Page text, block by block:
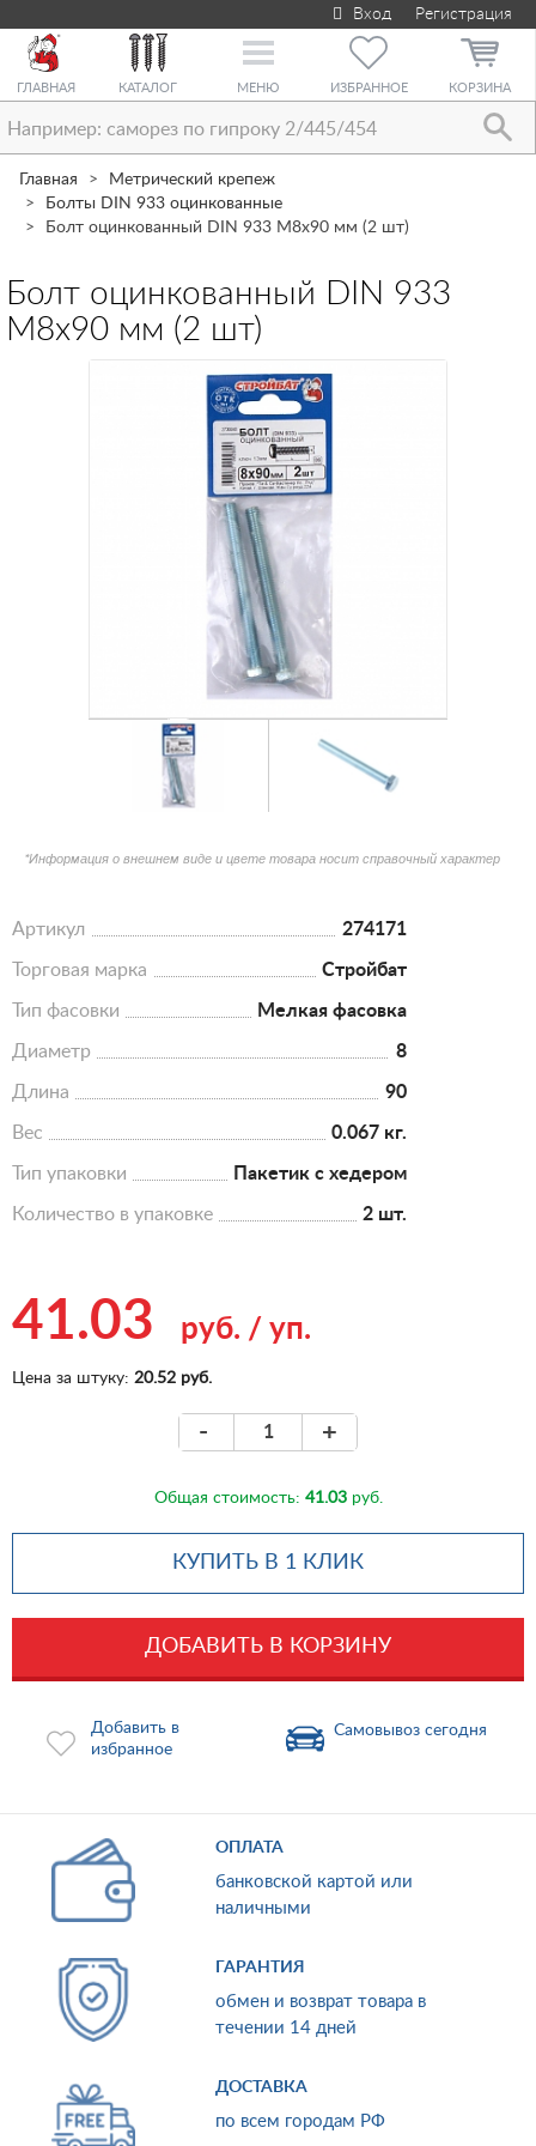
Вход Регистрация
ГЛАВНАЯ КАТАЛОГ
Toggle
МЕНЮ ИЗБРАННОЕ КОРЗИНА
Главная
Метрический крепеж
Болты DIN 933 оцинкованные
Болт оцинкованный DIN 933 М8х90 мм (2 шт)
Болт оцинкованный DIN 933
М8х90 мм (2 шт)
*Информация о внешнем виде и цвете товара носит справочный характер
Артикул 274171
Торговая марка Стройбат
Тип фасовки Мелкая фасовка
Диаметр 8
Длина 90
Вес 0.067 кг.
Тип упаковки Пакетик с хедером
Количество в упаковке 2 шт.
41.03 руб. / уп.
Цена за штуку: 20.52 руб.
- +
Общая стоимость: 41.03руб.
КУПИТЬ В 1 КЛИК
ДОБАВИТЬ В КОРЗИНУ
Добавить в
избранное
Самовывоз сегодня
ОПЛАТА
банковской картой или
наличными
ГАРАНТИЯ
обмен и возврат товара в
течении 14 дней
ДОСТАВКА
по всем городам РФ